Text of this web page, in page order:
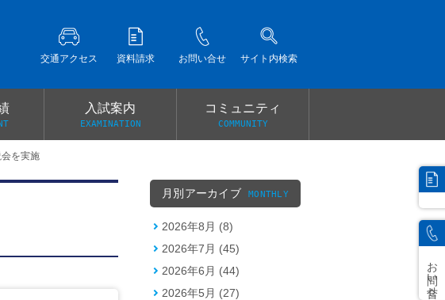
お問い合せ
交通アクセス 資料請求 お問い合せ サイト内検索
を実施
入試案内
EXAMINATION
コミュニティ
COMMUNITY
月別アーカイブ MONTHLY
2026年8月 (8)
2026年7月 (45)
2026年6月 (44)
2026年5月 (27)